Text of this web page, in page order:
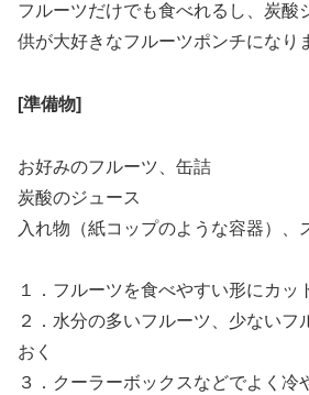
フルーツだけでも食べれるし、炭酸
供が大好きなフルーツポンチになり
[準備物]
お好みのフルーツ、缶詰
炭酸のジュース
入れ物（紙コップのような容器）、
１．フルーツを食べやすい形にカッ
２．水分の多いフルーツ、少ないフ
おく
３．クーラーボックスなどでよく冷